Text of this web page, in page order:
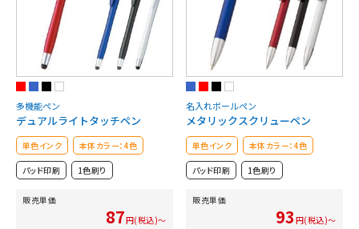
多機能ペン
デュアルライトタッチペン
単色インク 本体カラー：4色
パッド印刷 1色刷り
販売単価
87円(税込)～
名入れボールペン
メタリックスクリューペン
単色インク 本体カラー：4色
パッド印刷 1色刷り
販売単価
93 円(税込)～